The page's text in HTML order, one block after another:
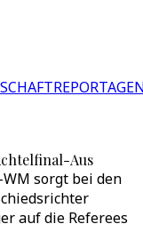
Aus
sorgt bei den
auf die Referees